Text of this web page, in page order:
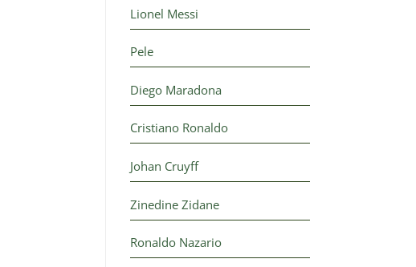
Lionel Messi
Pele
Diego Maradona
Cristiano Ronaldo
Johan Cruyff
Zinedine Zidane
Ronaldo Nazario